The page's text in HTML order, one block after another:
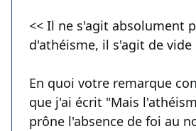
<< Il ne s'agit absolument
d'athéisme, il s'agit de
En quoi votre remarque
que j'ai écrit "Mais
prône l'absence de foi au